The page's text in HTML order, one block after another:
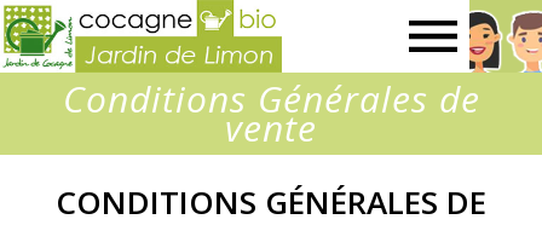
de
Limon
Conditions Générales de
vente
CONDITIONS GÉNÉRALES DE